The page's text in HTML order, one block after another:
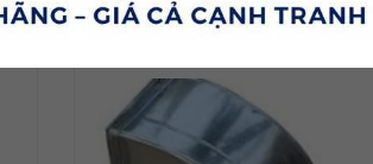
9 sản phẩm